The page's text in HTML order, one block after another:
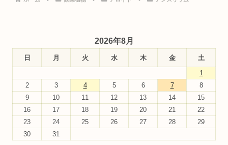
2026年8月
日 月 火 水 木 金
土
1
2
3 4 5 6 7
8
9
10 11 12 13 14
15
16
17 18 19 20 21
22
23
24 25 26 27 28
29
30
31